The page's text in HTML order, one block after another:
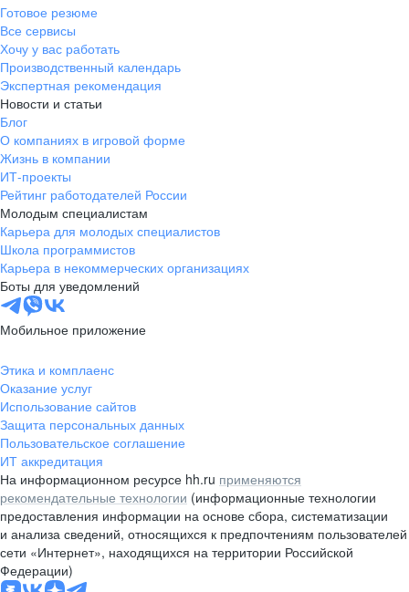
Готовое резюме
Все сервисы
Хочу у вас работать
Производственный календарь
Экспертная рекомендация
Новости и статьи
Блог
О компаниях в игровой форме
Жизнь в компании
ИТ-проекты
Рейтинг работодателей России
Молодым специалистам
Карьера для молодых специалистов
Школа программистов
Карьера в некоммерческих организациях
Боты для уведомлений
Мобильное приложение
Этика и комплаенс
Оказание услуг
Использование сайтов
Защита персональных данных
Пользовательское соглашение
ИТ аккредитация
На информационном ресурсе hh.ru применяются
рекомендательные технологии (информационные технологии
предоставления информации на основе сбора, систематизации
и анализа сведений, относящихся к предпочтениям пользователей
сети «Интернет», находящихся на территории Российской
Федерации)